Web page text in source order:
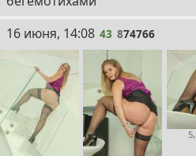
43
16 июня, 14:08 43 874766